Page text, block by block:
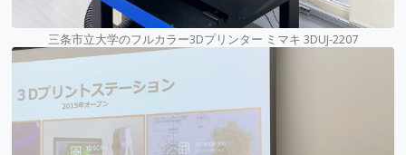
三条市立大学のフルカラー3Dプリンター ミマキ 3DUJ-2207